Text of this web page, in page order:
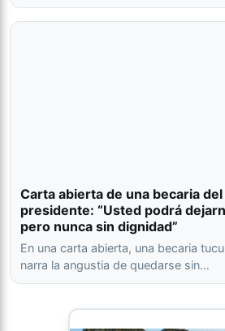
Carta abierta de una becaria del
presidente: “Usted podrá
pero nunca sin dignidad”
En una carta abierta, una becaria
narra la angustia de quedarse sin…